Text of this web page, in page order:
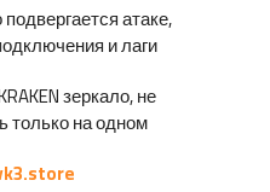
атаке,
и лаги.
зеркало, не
только на одном.